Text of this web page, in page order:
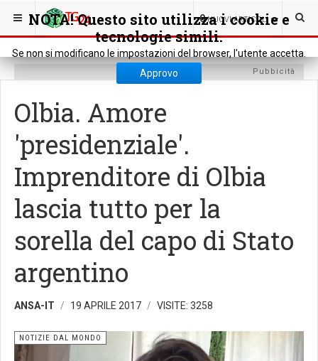
NOTA! Questo sito utilizza i cookie e
tecnologie simili.
Se non si modificano le impostazioni del browser, l'utente accetta.
Approvo
0 NUOVI ARTICOLI
SEI QUI: RASSEGNA STAMPA NOTIZIE DAL MONDO
Pubbicità
Olbia. Amore
'presidenziale'.
Imprenditore di Olbia
lascia tutto per la
sorella del capo di Stato
argentino
ANSA-IT 19 APRILE 2017 VISITE: 3258
NOTIZIE DAL MONDO